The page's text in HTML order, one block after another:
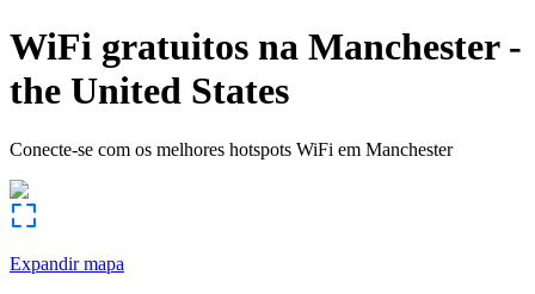
WiFi gratuitos na Manchester-
the United States
Conecte-se com os melhores hotspots WiFi em Manchester
Expandir mapa